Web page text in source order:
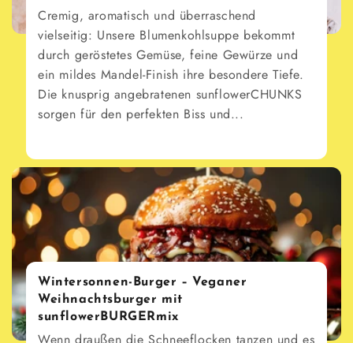
Cremig, aromatisch und überraschend
vielseitig: Unsere Blumenkohlsuppe bekommt
durch geröstetes Gemüse, feine Gewürze und
ein mildes Mandel-Finish ihre besondere Tiefe.
Die knusprig angebratenen sunflowerCHUNKS
sorgen für den perfekten Biss und...
Wintersonnen-Burger – Veganer
Weihnachtsburger mit
sunflowerBURGERmix
Wenn draußen die Schneeflocken tanzen und es